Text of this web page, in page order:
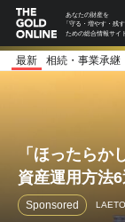
あなたの財産を
「守る・増やす・残す
ための総合情報サイト
最新 相続・事業承継
「ほったらか
資産運用方法6
Sponsored